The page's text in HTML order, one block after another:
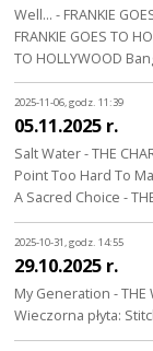
Well... - FRANKIE
FRANKIE GOES TO
TO HOLLYWOOD
2025-11-06, godz. 11:39
05.11.2025 r.
Salt Water - THE
Point Too Hard To
A Sacred Choice -
2025-10-31, godz. 14:55
29.10.2025 r.
My Generation - THE
Wieczorna płyta: